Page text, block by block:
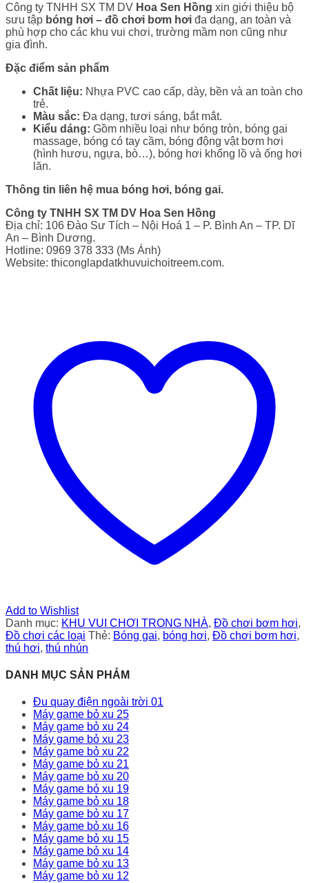
Công ty TNHH SX TM DV Hoa Sen Hồng xin giới thiệu bộ
sưu tập bóng hơi – đồ chơi bơm hơi đa dạng, an toàn và
phù hợp cho các khu vui chơi, trường mầm non cũng như
gia đình.
Đặc điểm sản phẩm
Chất liệu: Nhựa PVC cao cấp, dày, bền và an toàn cho
trẻ.
Màu sắc: Đa dạng, tươi sáng, bắt mắt.
Kiểu dáng: Gồm nhiều loại như bóng tròn, bóng gai
massage, bóng có tay cầm, bóng động vật bơm hơi
(hình hươu, ngựa, bò…), bóng hơi khổng lồ và ống hơi
lăn.
Thông tin liên hệ mua bóng hơi, bóng gai.
Công ty TNHH SX TM DV Hoa Sen Hồng
Địa chỉ: 106 Đào Sư Tích – Nội Hoá 1 – P. Bình An – TP. Dĩ
An – Bình Dương.
Hotline: 0969 378 333 (Ms Ánh)
Website: thiconglapdatkhuvuichoitreem.com.
Add to Wishlist
Danh mục: KHU VUI CHƠI TRONG NHÀ, Đồ chơi bơm hơi,
Đồ chơi các loại Thẻ: Bóng gai, bóng hơi, Đồ chơi bơm hơi,
thú hơi, thú nhún
DANH MỤC SẢN PHẢM
Đu quay điện ngoài trời 01
Máy game bỏ xu 25
Máy game bỏ xu 24
Máy game bỏ xu 23
Máy game bỏ xu 22
Máy game bỏ xu 21
Máy game bỏ xu 20
Máy game bỏ xu 19
Máy game bỏ xu 18
Máy game bỏ xu 17
Máy game bỏ xu 16
Máy game bỏ xu 15
Máy game bỏ xu 14
Máy game bỏ xu 13
Máy game bỏ xu 12